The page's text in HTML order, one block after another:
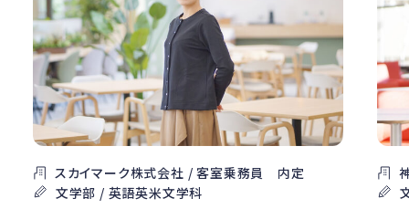
スカイマーク株式会社 / 客室乗務員 内定
文学部 / 英語英米文学科